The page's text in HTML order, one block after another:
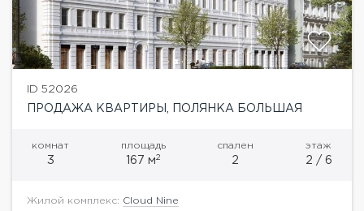
ID 52026
ПРОДАЖА КВАРТИРЫ, ПОЛЯНКА БОЛЬШАЯ
комнат
3
площадь
167 м2
спален
2
этаж
2 / 6
Жилой комплекс: Cloud Nine